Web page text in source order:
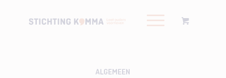
ALGEMEEN